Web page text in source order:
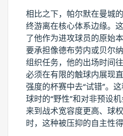
相比之下，帕尔默在曼城
终游离在核心体系边缘。
了他作为进攻球员的原始
要承担像德布劳内或贝尔
组织任务，他的出场时间
必须在有限的触球内展现
强度的杯赛中去“试错”。
球时的“野性”和对非预设
来到战术宽容度更高、球
时，这种被压抑的自主性